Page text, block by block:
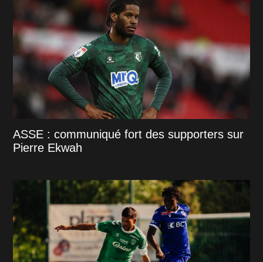
ASSE : communiqué fort des supporters sur
Pierre Ekwah